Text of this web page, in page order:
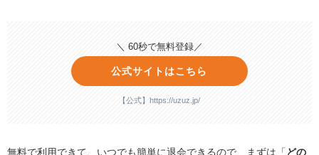
＼ 60秒で無料登録／
公式サイトはこちら
【公式】https://uzuz.jp/
無料で利用できて、いつでも簡単に退会できるので、まずは「 どの